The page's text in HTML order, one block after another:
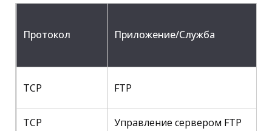
Протокол Приложение/Служба
TCP FTP
TCP Управление сервером FTP